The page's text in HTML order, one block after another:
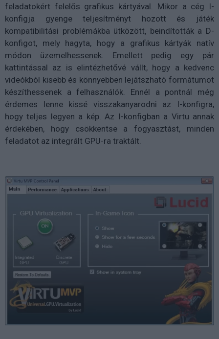
feladatokért felelős grafikus kártyával. Mikor a cég I-
konfigja gyenge teljesítményt hozott és játék
kompatibilitási problémákba ütközött, beindították a D-
konfigot, mely hagyta, hogy a grafikus kártyák natív
módon üzemelhessenek. Emellett pedig egy pár
kattintással az is elintézhetővé vállt, hogy a kedvenc
videókból kisebb és könnyebben lejátszható formátumot
készíthessenek a felhasználók. Ennél a pontnál még
érdemes lenne kissé visszakanyarodni az I-konfigra,
hogy teljes legyen a kép. Az I-konfigban a Virtu annak
érdekében, hogy csökkentse a fogyasztást, minden
feladatot az integrált GPU-ra traktált.